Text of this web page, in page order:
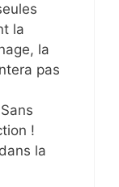
la
la
pas
!
la